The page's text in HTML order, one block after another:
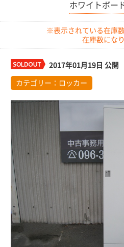
ホワイトボー
※表示されている在庫
在庫数にな
2017年01月19日 公開
カテゴリー： ロッカー